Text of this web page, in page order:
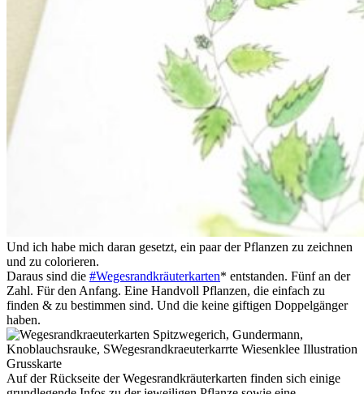
Und ich habe mich daran gesetzt, ein paar der Pflanzen zu zeichnen
und zu colorieren.
Daraus sind die ‪#‎Wegesrandkräuterkarten* entstanden. Fünf an der
Zahl. Für den Anfang. Eine Handvoll Pflanzen, die einfach zu
finden & zu bestimmen sind. Und die keine giftigen Doppelgänger
haben.
Auf der Rückseite der Wegesrandkräuterkarten finden sich einige